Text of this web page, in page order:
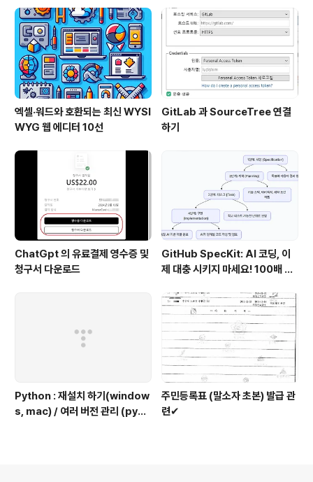
엑셀·워드와 호환되는 최신 WYSI
WYG 웹 에디터 10선
GitLab 과 SourceTree 연결
하기
ChatGpt 의 유료결제 영수증 및
청구서 다운로드
GitHub SpecKit: AI 코딩, 이
제 대충 시키지 마세요! 100배 똑
Python : 재설치 하기(window
s, mac) / 여러 버전 관리 (pyen
주민등록표 (말소자 초본) 발급 관
련✔